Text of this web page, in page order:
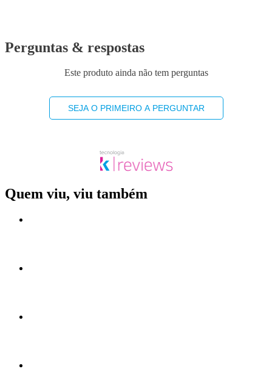
Perguntas & respostas
Este produto ainda não tem perguntas
SEJA O PRIMEIRO A PERGUNTAR
Quem viu, viu também